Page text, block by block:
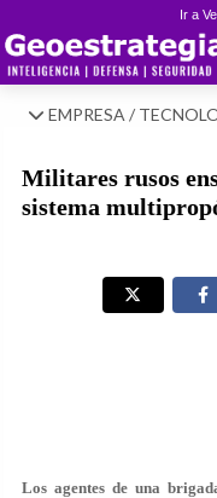
Ir a
EMPRESA /
Militares rusos
sistema
Los agentes de una